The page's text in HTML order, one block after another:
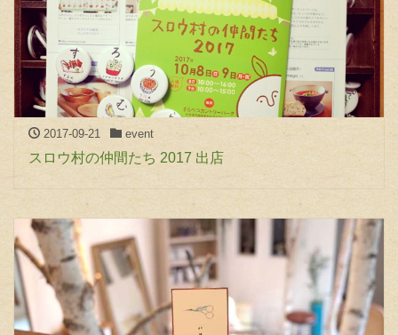
2017-09-21 event
スロウ村の仲間たち 2017 出店